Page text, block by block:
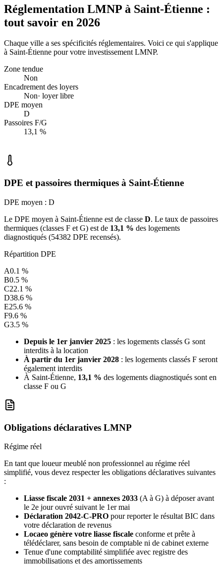
Réglementation LMNP à Saint-Étienne :
tout savoir en 2026
Chaque ville a ses spécificités réglementaires. Voici ce qui s'applique
à Saint-Étienne pour votre investissement LMNP.
Zone tendue
Non
Encadrement des loyers
Non· loyer libre
DPE moyen
D
Passoires F/G
13,1 %
DPE et passoires thermiques à Saint-Étienne
DPE moyen : D
Le DPE moyen à Saint-Étienne est de classe D. Le taux de passoires
thermiques (classes F et G) est de 13,1 % des logements
diagnostiqués (54382 DPE recensés).
Répartition DPE
A0.1 %
B0.5 %
C22.1 %
D38.6 %
E25.6 %
F9.6 %
G3.5 %
Depuis le 1er janvier 2025 : les logements classés G sont
interdits à la location
À partir du 1er janvier 2028 : les logements classés F seront
également interdits
À Saint-Étienne, 13,1 % des logements diagnostiqués sont en
classe F ou G
Obligations déclaratives LMNP
Régime réel
En tant que loueur meublé non professionnel au régime réel
simplifié, vous devez respecter les obligations déclaratives suivantes
:
Liasse fiscale 2031 + annexes 2033 (A à G) à déposer avant
le 2e jour ouvré suivant le 1er mai
Déclaration 2042-C-PRO pour reporter le résultat BIC dans
votre déclaration de revenus
Locaeo génère votre liasse fiscale conforme et prête à
télédéclarer, sans besoin de comptable ni de cabinet externe
Tenue d'une comptabilité simplifiée avec registre des
immobilisations et des amortissements